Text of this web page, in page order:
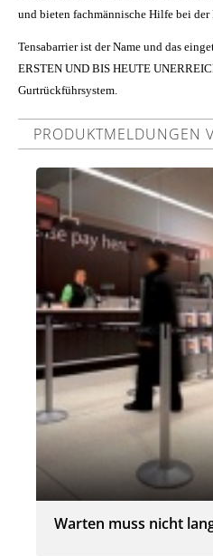
und bieten fachmännische Hilfe bei der
Tensabarrier ist der Name und das
ERSTEN UND BIS HEUTE
Gurtrückführsystem.
PRODUKTMELDUNGEN
Warten muss nicht